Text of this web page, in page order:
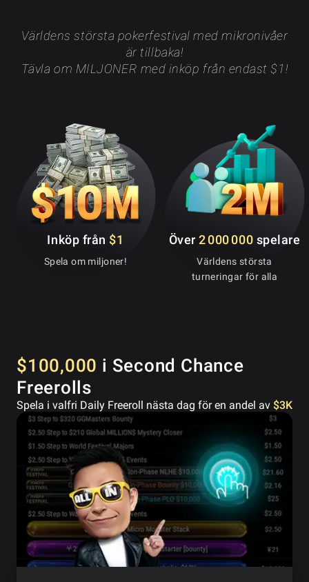
Inköp från $1
Spela om miljoner!
Över2 000 000 spelare
Världens största
turneringar för alla
Världens största pokerfestival med mikronivåer
är tillbaka!
Tävla om MILJONER med inköp från endast $1!
$100,000 i Second Chance
Freerolls
Spela i valfri Daily Freeroll nästa dag för en andel av $3K